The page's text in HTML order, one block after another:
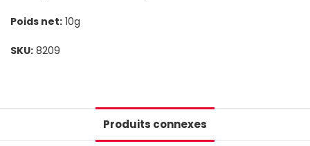
Poids net: 10g
SKU: 8209
Produits connexes